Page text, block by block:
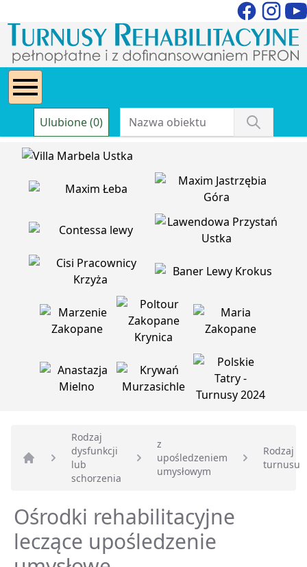
Ulubione (0)
Strona główna
Rodzaj
dysfunkcji
lub
schorzenia
z
upośledzeniem
umysłowym
Rodzaj
turnusu
Ośrodki rehabilitacyjne
leczące upośledzenie